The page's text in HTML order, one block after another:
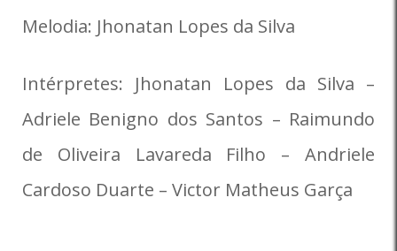
Melodia: Jhonatan Lopes da Silva
Intérpretes: Jhonatan Lopes da Silva –
Adriele Benigno dos Santos – Raimundo
de Oliveira Lavareda Filho – Andriele
Cardoso Duarte – Victor Matheus Garça